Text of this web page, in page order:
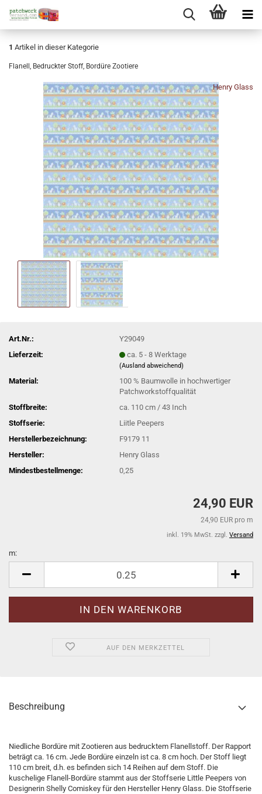
1 Artikel in dieser Kategorie
Flanell, Bedruckter Stoff, Bordüre Zootiere
Henry Glass
Art.Nr.:
Y29049
Lieferzeit:
ca. 5 - 8 Werktage
(Ausland abweichend)
Material:
100 % Baumwolle in hochwertiger
Patchworkstoffqualität
Stoffbreite:
ca. 110 cm / 43 Inch
Stoffserie:
Liitle Peepers
Herstellerbezeichnung:
F9179 11
Hersteller:
Henry Glass
Mindestbestellmenge:
0,25
24,90 EUR
24,90 EUR pro m
inkl. 19% MwSt. zzgl. Versand
m:
AUF DEN MERKZETTEL
Beschreibung
Niedliche Bordüre mit Zootieren aus bedrucktem Flanellstoff. Der Rapport
beträgt ca. 16 cm. Jede Bordüre einzeln ist ca. 8 cm hoch. Der Stoff liegt
110 cm breit, d.h. es befinden sich 14 Reihen auf dem Stoff. Die
kuschelige Flanell-Bordüre stammt aus der Stoffserie Little Peepers von
Designerin Shelly Comiskey für den Hersteller Henry Glass. Die Stoffserie